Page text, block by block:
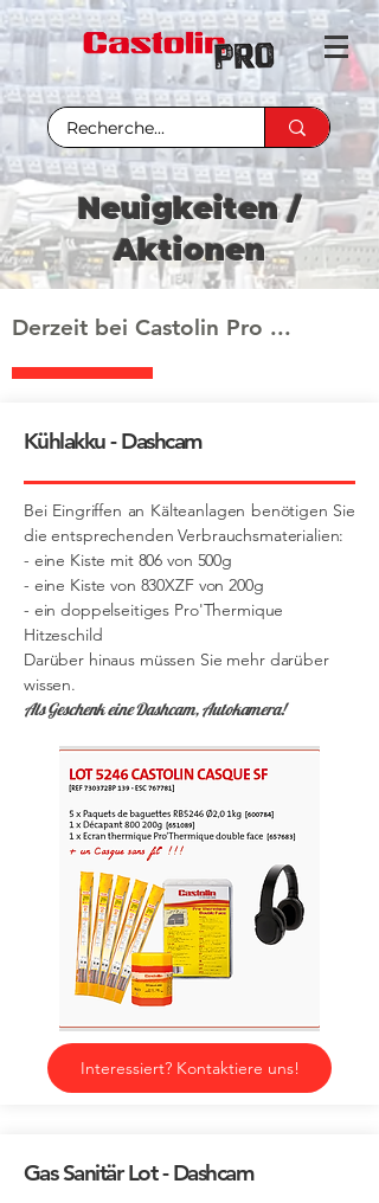
Neuigkeiten /
Aktionen
Derzeit bei Castolin Pro ...
Kühlakku - Dashcam
Bei Eingriffen an Kälteanlagen benötigen Sie
die entsprechenden Verbrauchsmaterialien:
- eine Kiste mit 806 von 500g
- eine Kiste von 830XZF von 200g
- ein doppelseitiges Pro'Thermique
Hitzeschild
Darüber hinaus müssen Sie mehr darüber
wissen.
Als Geschenk eine Dashcam, Autokamera!
Interessiert? Kontaktiere uns!
Gas Sanitär Lot - Dashcam